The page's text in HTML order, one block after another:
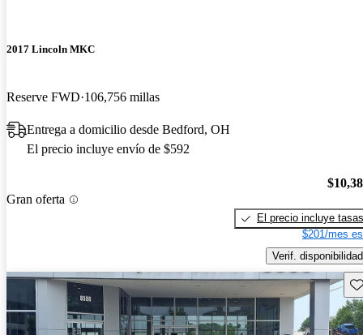
2017 Lincoln MKC
Reserve FWD 106,756 millas
Entrega a domicilio desde Bedford, OH
El precio incluye envío de $592
Gran oferta
El precio incluye tasas
$201/mes
Verif. disponibilidad